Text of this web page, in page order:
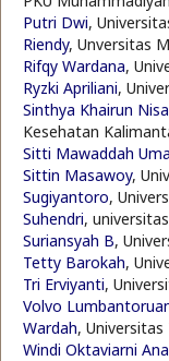
Putri Dwi,
Riendy, Unversitas
Rifqy Wardana,
Ryzki Apriliani,
Sinthya Khairun Nisa
Kesehatan
Sitti Mawaddah
Sittin Masawoy,
Sugiyantoro,
Suhendri,
Suriansyah B,
Tetty Barokah,
Tri Erviyanti,
Volvo
Wardah, Universitas
Windi Oktaviarni